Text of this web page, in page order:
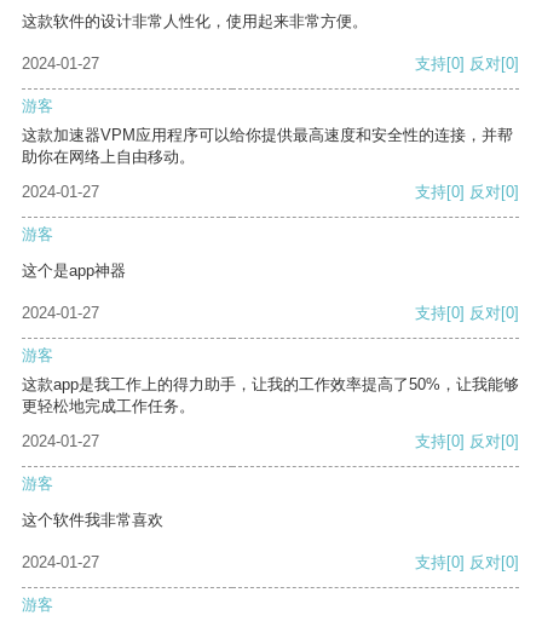
这款软件的设计非常人性化，使用起来非常方便。
2024-01-27 支持[0] 反对[0]
游客
这款加速器VPM应用程序可以给你提供最高速度和安全性的连接，并帮
助你在网络上自由移动。
2024-01-27
支持[0] 反对[0]
游客
这个是app神器
2024-01-27 支持[0] 反对[0]
游客
这款app是我工作上的得力助手，让我的工作效率提高了50%，让我能够
更轻松地完成工作任务。
2024-01-27
支持[0] 反对[0]
游客
这个软件我非常喜欢
2024-01-27 支持[0] 反对[0]
游客